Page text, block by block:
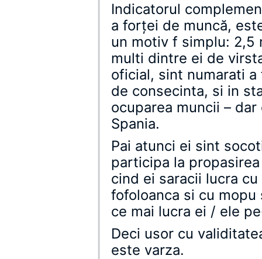
Indicatorul
a forţei de muncă,
un motiv f simplu: 2,5
multi dintre ei de
oficial, sint numarati a
de consecinta, si in
ocuparea muncii –
Spania.
Pai atunci ei sint
participa la
cind ei saracii lucra
fofoloanca si cu
ce mai lucra ei / ele
Deci usor cu
este varza.